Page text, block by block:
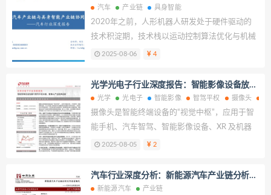
电车均可为Stellantis减少约0.89万欧元罚款。尽
管随着新能源渗透率的提升，碳积分稀缺性将有
所下降，但在目前较严格的碳排放要求下，我们
能产业链协同发展
汽车 产业链 具身智能
2020年之前，人形机器人研发处于硬件驱动的
技术积淀期，技术栈以运动控制算法优化与机械
结构创新为核心。2020年OpenAI发布
具身智能（以人形机器人为代表）进入快速发展
周期。2020-2025年处于初级智能化阶段（产业
成长期），技术与产业生态加速构建：2021年
特斯拉宣布进军人形机器人并于2022年发布
密集入局，形成“科技+制造”双轮驱动的产业链雏
2025-08-06 4
光学光电子行业深度报告：智能影像设备放量
与智驾平权共振，摄像头产业链再起航
光学 光电子 智能影像 智驾平权 摄像头
摄像头是智能终端设备的“视觉中枢”，应用于智
能手机、汽车智驾、智能影像设备、XR 及机器
人等终端中实现图像信息到数字信息的转化，当
智能影像设备出货量高增，有望推动光学产业链
市场需求规模持续高增，据 Yole 预测，全球摄像
2025-08-05 2
汽车行业深度分析：新能源汽车产业链分析及
河南省概况
新能源汽车 产业链